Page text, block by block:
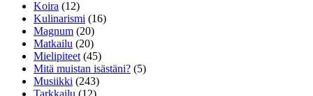
Koira (12)
Kulinarismi (16)
Magnum (20)
Matkailu (20)
Mielipiteet (45)
Mitä muistan isästäni? (5)
Musiikki (243)
Tarkkailu (12)